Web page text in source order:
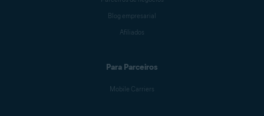
Blog empresarial
Afiliados
Para Parceiros
Mobile Carriers